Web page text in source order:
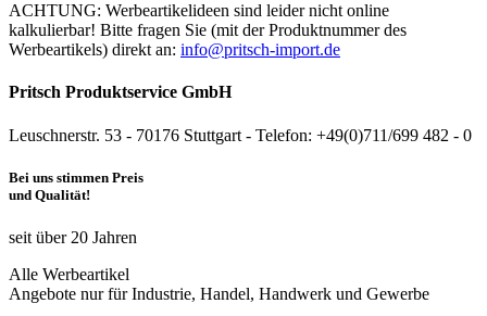
ACHTUNG: Werbeartikelideen sind leider nicht online
kalkulierbar! Bitte fragen Sie (mit der Produktnummer des
Werbeartikels) direkt an: info@pritsch-import.de
Pritsch Produktservice GmbH
Leuschnerstr. 53 - 70176 Stuttgart - Telefon: +49(0)711/699 482 - 0
Bei uns stimmen Preis
und Qualität!
seit über 20 Jahren
Alle Werbeartikel
Angebote nur für Industrie, Handel, Handwerk und Gewerbe